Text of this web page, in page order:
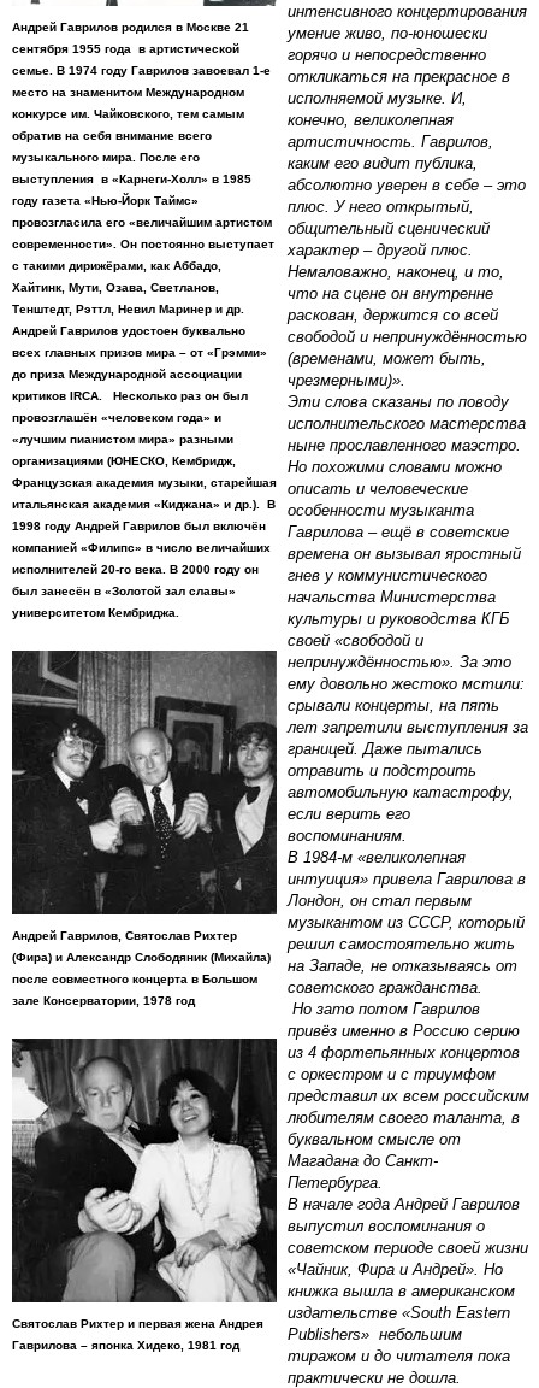
Андрей Гаврилов родился в Москве 21
сентября 1955 года в артистической
семье. В 1974 году Гаврилов завоевал 1-е
место на знаменитом Международном
конкурсе им. Чайковского, тем самым
обратив на себя внимание всего
музыкального мира. После его
выступления в «Карнеги-Холл» в 1985
году газета «Нью-Йорк Таймс»
провозгласила его «величайшим артистoм
современности». Он постоянно выступает
с такими дирижёрами, как Аббадо,
Хайтинк, Мути, Озава, Светланов,
Тенштедт, Рэттл, Невил Маринер и др.
Андрей Гаврилов удостоен буквально
всех главных призов мира – от «Грэмми»
до приза Международной ассоциации
критиков IRCA. Несколько раз он был
провoзглашён «человеком года» и
«лучшим пианистом мира» разными
организациями (ЮНЕСКО, Кембридж,
Французская академия музыки, старейшая
итальянская академия «Киджана» и др.). В
1998 году Андрей Гаврилов был включён
компанией «Филипс» в число величайших
исполнителей 20-го века. В 2000 году он
был занесён в «Золотой зал славы»
университетом Кембриджа.
Андрей Гаврилов, Святослав Рихтер
(Фира) и Александр Слободяник (Михайла)
после совместного концерта в Большом
зале Консерватории, 1978 год
Святослав Рихтер и первая жена Андрея
Гаврилова – японка Хидеко, 1981 год
интенсивного концертирования
умение живо, по-юношески
горячо и непосредственно
откликаться на прекрасное в
исполняемой музыке. И,
конечно, великолепная
артистичность. Гаврилов,
каким его видит публика,
абсолютно уверен в себе – это
плюс. У него открытый,
общительный сценический
характер – другой плюс.
Немаловажно, наконец, и то,
что на сцене он внутренне
раскован, держится со всей
свободой и непринуждённостью
(временами, может быть,
чрезмерными)».
Эти слова сказаны по поводу
исполнительского мастерства
ныне прославленного маэстро.
Но похожими словами можно
описать и человеческие
особенности музыканта
Гаврилова – ещё в советские
времена он вызывал яростный
гнев у коммунистического
начальства Министерства
культуры и руководства КГБ
своей «свободой и
непринуждённостью». За это
ему довольно жестоко мстили:
срывали концерты, на пять
лет запретили выступления за
границей. Даже пытались
отравить и подстроить
автомобильную катастрофу,
если верить его
воспоминаниям.
В 1984-м «великолепная
интуиция» привела Гаврилова в
Лондон, он стал первым
музыкантом из СССР, который
решил самостоятельно жить
на Западе, не отказываясь от
советского гражданства.
Но зато потом Гаврилов
привёз именно в Россию серию
из 4 фортепьянных концертов
с оркестром и с триумфом
представил их всем российским
любителям своего таланта, в
буквальном смысле от
Магадана до Санкт-
Петербурга.
В начале года Андрей Гаврилов
выпустил воспоминания о
советском периоде своей жизни
«Чайник, Фира и Андрей». Но
книжка вышла в американском
издательстве «South Eastern
Publishers» небольшим
тиражом и до читателя пока
практически не дошла.